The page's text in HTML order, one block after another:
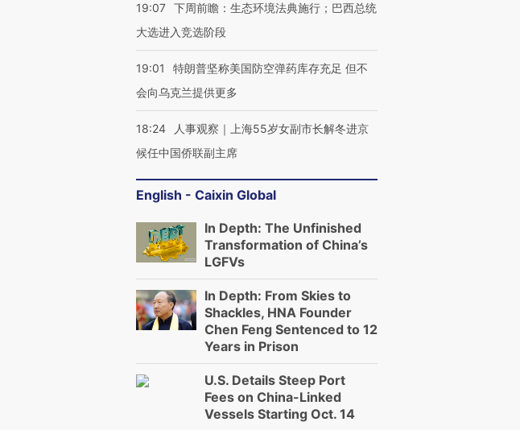
19:07 下周前瞻：生态环境法典施行；巴西总统
大选进入竞选阶段
19:01
特朗普坚称美国防空弹药库存充足 但不
会向乌克兰提供更多
18:24
人事观察｜上海55岁女副市长解冬进京
候任中国侨联副主席
English - Caixin Global
In Depth: The Unfinished
Transformation of China’s
LGFVs
In Depth: From Skies to
Shackles, HNA Founder
Chen Feng Sentenced to 12
Years in Prison
U.S. Details Steep Port
Fees on China-Linked
Vessels Starting Oct. 14